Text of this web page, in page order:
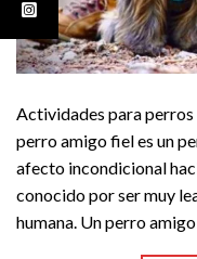
Actividades para perros
perro amigo fiel es un
afecto incondicional
conocido por ser muy
humana. Un perro